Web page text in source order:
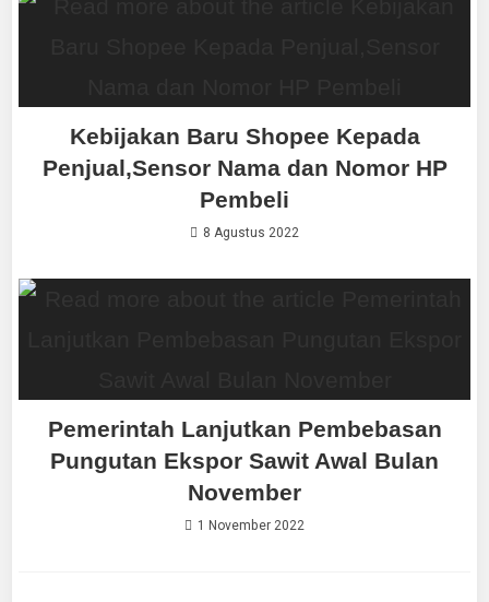
Kebijakan Baru Shopee Kepada
Penjual,Sensor Nama dan Nomor HP
Pembeli
8 Agustus 2022
Pemerintah Lanjutkan Pembebasan
Pungutan Ekspor Sawit Awal Bulan
November
1 November 2022